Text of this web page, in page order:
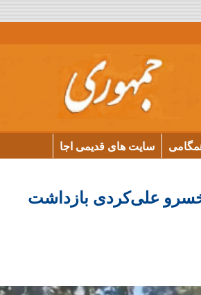
سایت های قدیمی اجا
علی‌کردی بازداشت